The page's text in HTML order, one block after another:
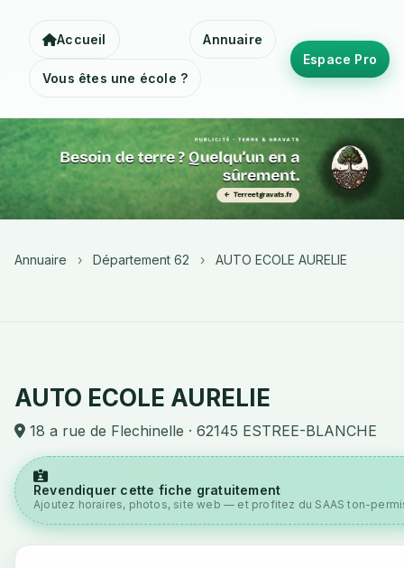
Accueil Annuaire
Vous êtes une école ?
Espace Pro
Annuaire › Département 62 › AUTO ECOLE AURELIE
AUTO ECOLE AURELIE
18 a rue de Flechinelle · 62145 ESTREE-BLANCHE
Revendiquer cette fiche gratuitement
Ajoutez horaires, photos, site web — et profitez du SAAS ton-